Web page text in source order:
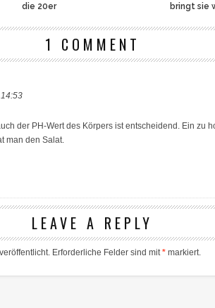
die 20er
bringt sie
1 COMMENT
der PH-Wert des Körpers ist entscheidend. Ein zu
man den Salat.
LEAVE A REPLY
Erforderliche Felder sind mit* markiert.